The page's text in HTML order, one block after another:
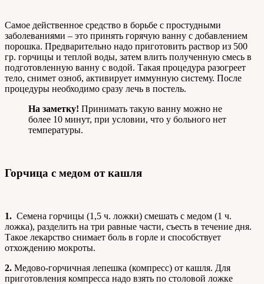
Самое действенное средство в борьбе с простудными
заболеваниями – это принять горячую ванну с добавлением
порошка. Предварительно надо приготовить раствор из 500
гр. горчицы и теплой воды, затем влить полученную смесь в
подготовленную ванну с водой. Такая процедура разогреет
тело, снимет озноб, активирует иммунную систему. После
процедуры необходимо сразу лечь в постель.
На заметку! Принимать такую ванну можно не
более 10 минут, при условии, что у больного нет
температуры.
Горчица с медом от кашля
1. Семена горчицы (1,5 ч. ложки) смешать с медом (1 ч.
ложка), разделить на три равные части, съесть в течение дня.
Такое лекарство снимает боль в горле и способствует
отхождению мокроты.
2. Медово-горчичная лепешка (компресс) от кашля. Для
приготовления компресса надо взять по столовой ложке